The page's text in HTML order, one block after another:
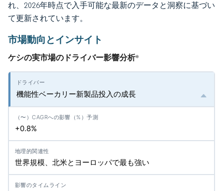
れ、2026年時点で入手可能な最新のデータと洞察に基づい
て更新されています。
市場動向とインサイト
ケシの実市場のドライバー影響分析*
機能性ベーカリー新製品投入の成長
+0.8%
世界規模、北米とヨーロッパで最も強い